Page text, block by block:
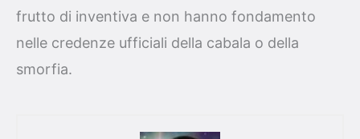
frutto di inventiva e non hanno fondamento
nelle credenze ufficiali della cabala o della
smorfia.